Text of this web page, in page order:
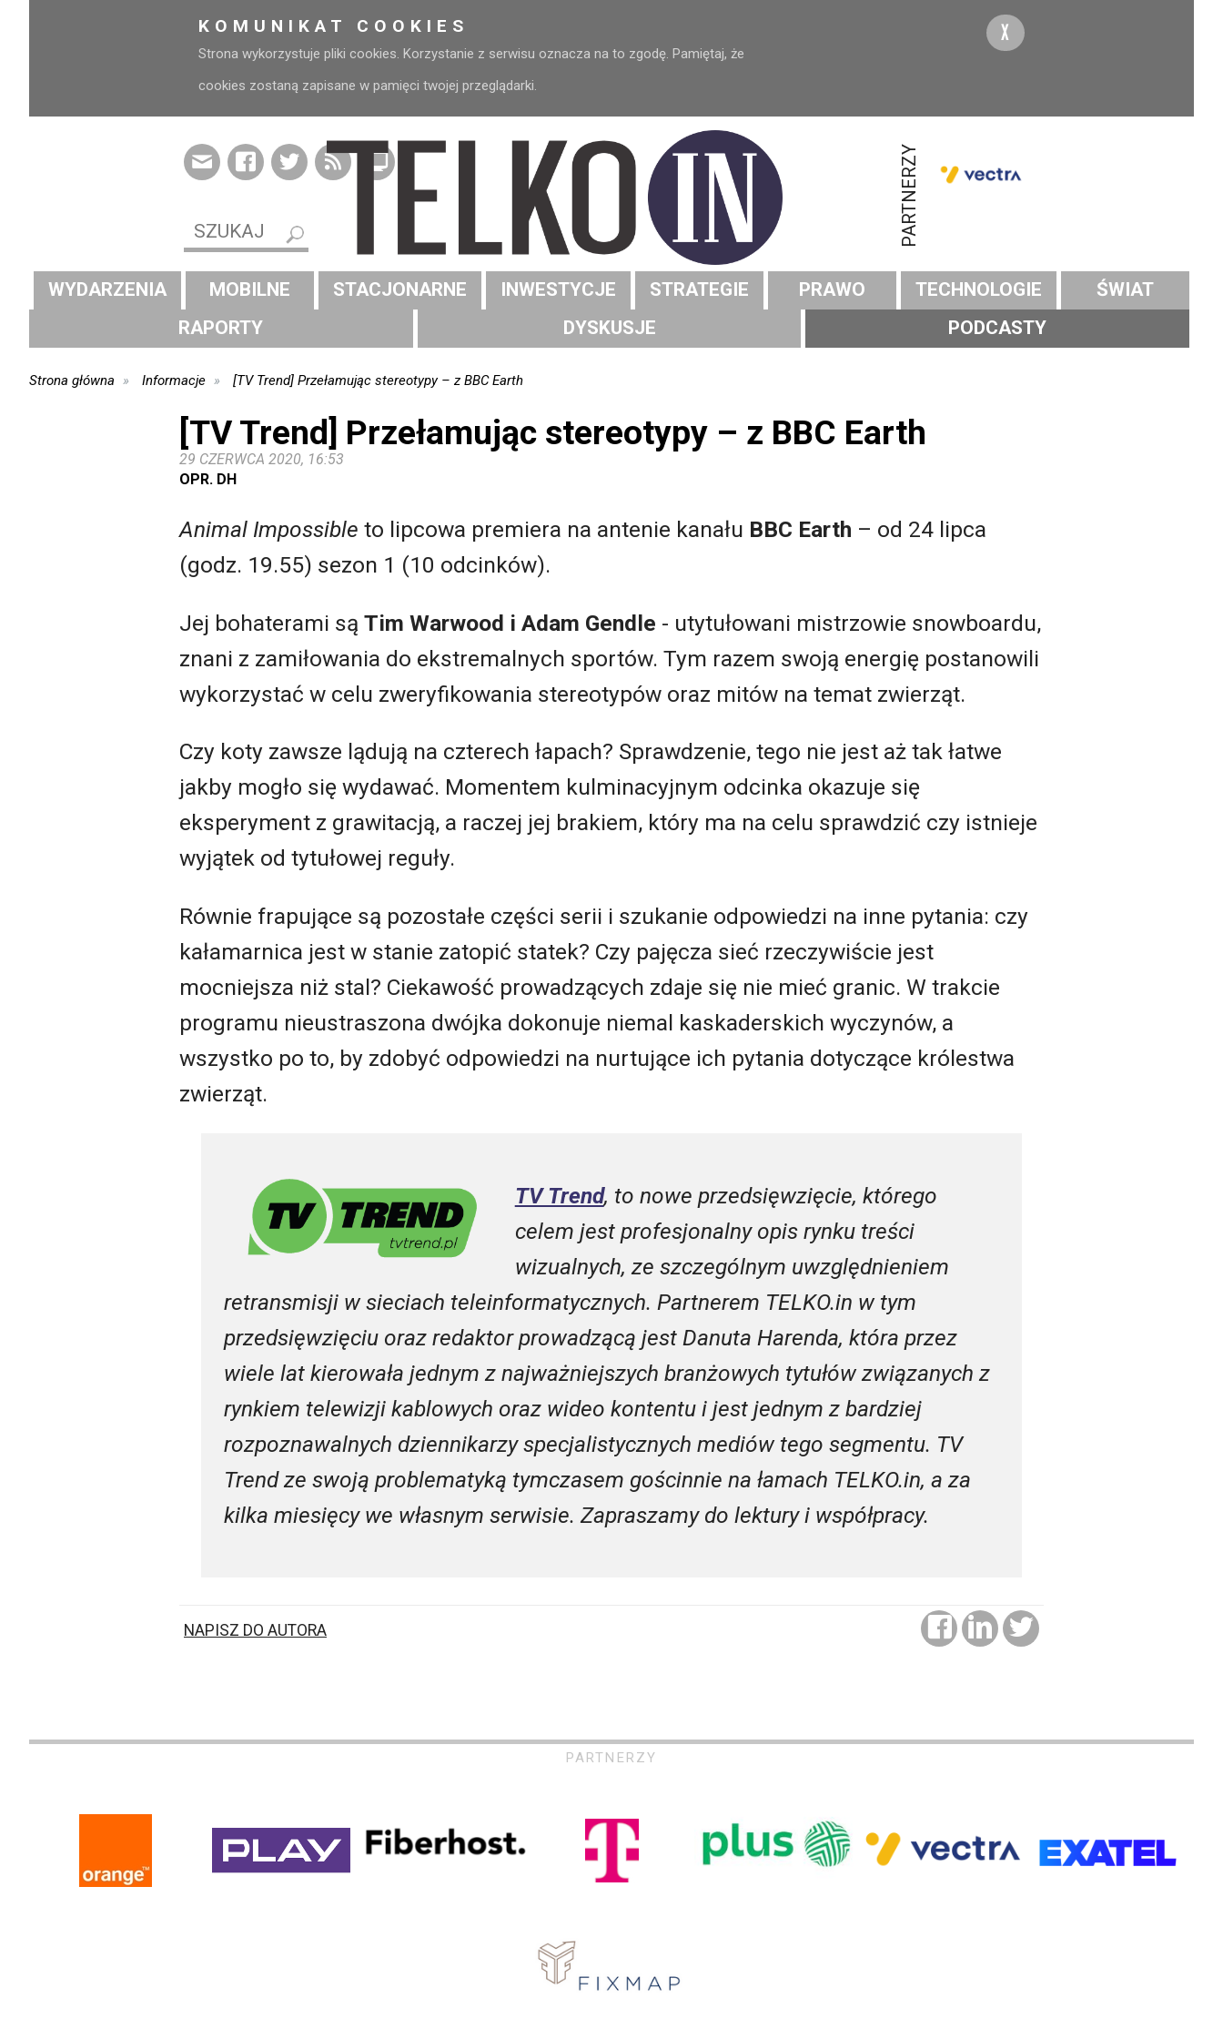
KOMUNIKAT COOKIES
Strona wykorzystuje pliki cookies. Korzystanie z serwisu oznacza na to zgodę. Pamiętaj, że
cookies zostaną zapisane w pamięci twojej przeglądarki.
X
PARTNERZY
WYDARZENIA MOBILNE STACJONARNE INWESTYCJE STRATEGIE PRAWO TECHNOLOGIE
ŚWIAT
RAPORTY
DYSKUSJE PODCASTY
Strona główna Informacje [TV Trend] Przełamując stereotypy – z BBC Earth
[TV Trend] Przełamując stereotypy – z BBC Earth
29 CZERWCA 2020, 16:53
OPR. DH
Animal Impossible to lipcowa premiera na antenie kanału BBC Earth – od 24 lipca
(godz. 19.55) sezon 1 (10 odcinków).
Jej bohaterami są Tim Warwood i Adam Gendle - utytułowani mistrzowie snowboardu,
znani z zamiłowania do ekstremalnych sportów. Tym razem swoją energię postanowili
wykorzystać w celu zweryfikowania stereotypów oraz mitów na temat zwierząt.
Czy koty zawsze lądują na czterech łapach? Sprawdzenie, tego nie jest aż tak łatwe
jakby mogło się wydawać. Momentem kulminacyjnym odcinka okazuje się
eksperyment z grawitacją, a raczej jej brakiem, który ma na celu sprawdzić czy istnieje
wyjątek od tytułowej reguły.
Równie frapujące są pozostałe części serii i szukanie odpowiedzi na inne pytania: czy
kałamarnica jest w stanie zatopić statek? Czy pajęcza sieć rzeczywiście jest
mocniejsza niż stal? Ciekawość prowadzących zdaje się nie mieć granic. W trakcie
programu nieustraszona dwójka dokonuje niemal kaskaderskich wyczynów, a
wszystko po to, by zdobyć odpowiedzi na nurtujące ich pytania dotyczące królestwa
zwierząt.
TV Trend, to nowe przedsięwzięcie, którego
celem jest profesjonalny opis rynku treści
wizualnych, ze szczególnym uwzględnieniem
retransmisji w sieciach teleinformatycznych. Partnerem TELKO.in w tym
przedsięwzięciu oraz redaktor prowadzącą jest Danuta Harenda, która przez
wiele lat kierowała jednym z najważniejszych branżowych tytułów związanych z
rynkiem telewizji kablowych oraz wideo kontentu i jest jednym z bardziej
rozpoznawalnych dziennikarzy specjalistycznych mediów tego segmentu. TV
Trend ze swoją problematyką tymczasem gościnnie na łamach TELKO.in, a za
kilka miesięcy we własnym serwisie. Zapraszamy do lektury i współpracy.
NAPISZ DO AUTORA
PARTNERZY